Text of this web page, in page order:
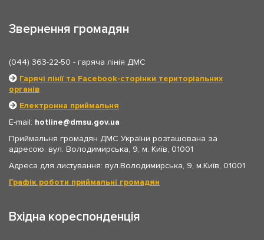
Звернення громадян
(044) 363-22-50 - гаряча лінія ДМС
Гарячі лінії та Facebook-сторінки територіальних
органів
Електронна приймальня
E-mail: hotline
dmsu.gov.ua
Приймальня громадян ДМС України розташована за
адресою: вул. Володимирська, 9, м. Київ, 01001
Адреса для листування: вул.Володимирська, 9, м.Київ, 01001
Графік роботи приймальні громадян
Вхідна кореспонденція